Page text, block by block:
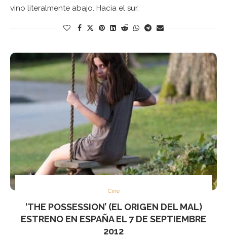
vino literalmente abajo. Hacia el sur.
Cine
‘THE POSSESSION’ (EL ORIGEN DEL MAL)
ESTRENO EN ESPAÑA EL 7 DE SEPTIEMBRE
2012